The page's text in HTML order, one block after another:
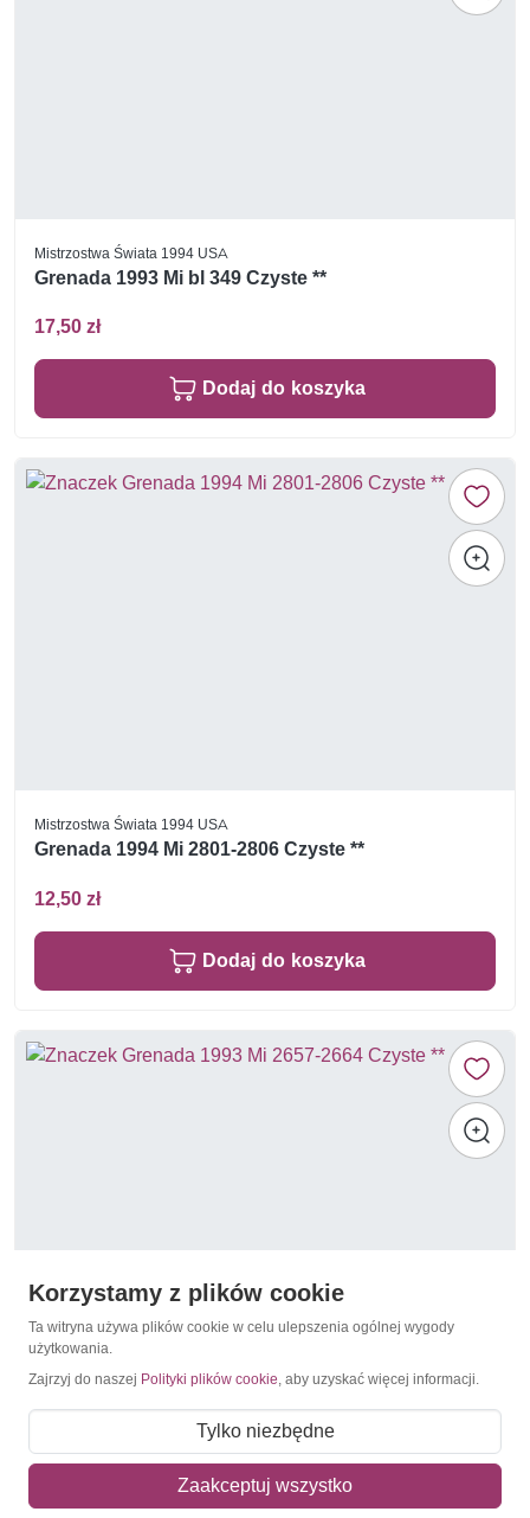
Mistrzostwa Świata 1994 USA
Grenada 1993 Mi bl 349 Czyste **
17,50 zł
Dodaj do koszyka
Mistrzostwa Świata 1994 USA
Grenada 1994 Mi 2801-2806 Czyste **
12,50 zł
Dodaj do koszyka
Grenada 1993 Mi 2657-2664 Czyste **
37,50 zł
Korzystamy z plików cookie
Ta witryna używa plików cookie w celu ulepszenia ogólnej wygody
użytkowania.
Zajrzyj do naszej Polityki plików cookie, aby uzyskać więcej informacji.
Tylko niezbędne
Zaakceptuj wszystko